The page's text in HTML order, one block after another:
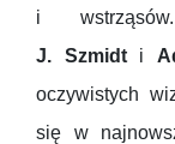
i
J. Szmidti
oczywistych
się w